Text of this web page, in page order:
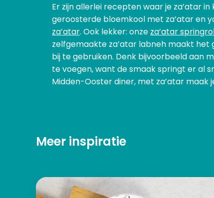
Er zijn allerlei recepten waar je za’atar
geroosterde bloemkool met za’atar en
za’atar. Ook lekker: onze za’atar
zelfgemaakte za’atar labneh maakt
bij te gebruiken. Denk bijvoorbeeld aan
te voegen, want de smaak springt er al
Midden-Ooster diner, met za’atar maak
Meer inspiratie